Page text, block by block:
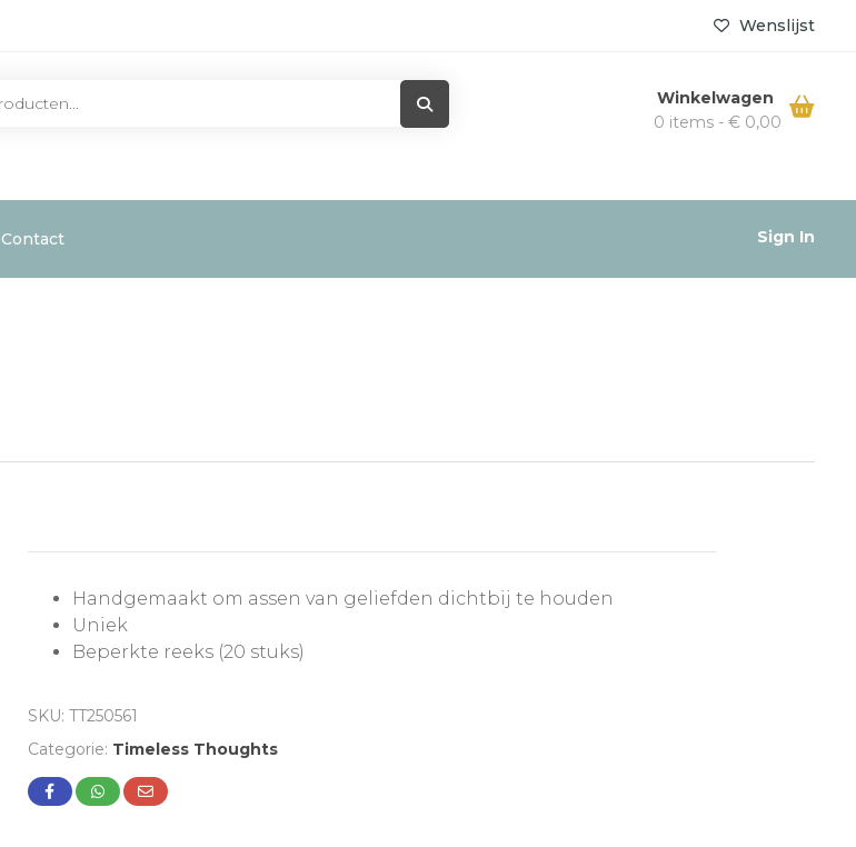
Wenslijst
Winkelwagen
0 items - €0,00
Contact Sign In
Handgemaakt om assen van geliefden dichtbij te houden
Uniek
Beperkte reeks (20 stuks)
SKU: TT250561
Categorie: Timeless Thoughts